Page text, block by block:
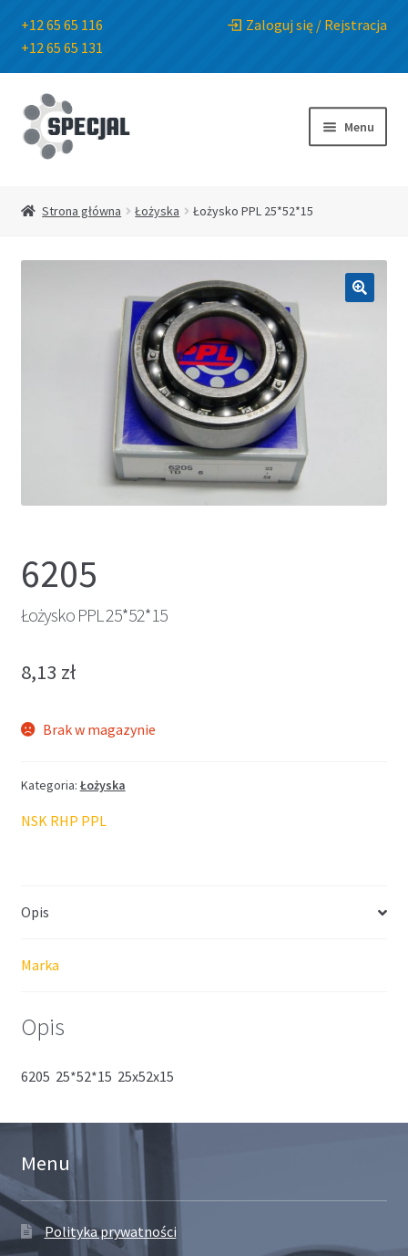
+12 65 65 116
+12 65 65 131
Zaloguj się / Rejstracja
Przejdź
do
nawigacji
Przejdź
do
treści
Menu
Strona główna Łożyska Łożysko PPL 25*52*15
6205
Łożysko PPL 25*52*15
8,13 zł
Brak w magazynie
Kategoria: Łożyska
NSK RHP PPL
Opis
Marka
Opis
6205 25*52*15 25x52x15
Menu
Polityka prywatności